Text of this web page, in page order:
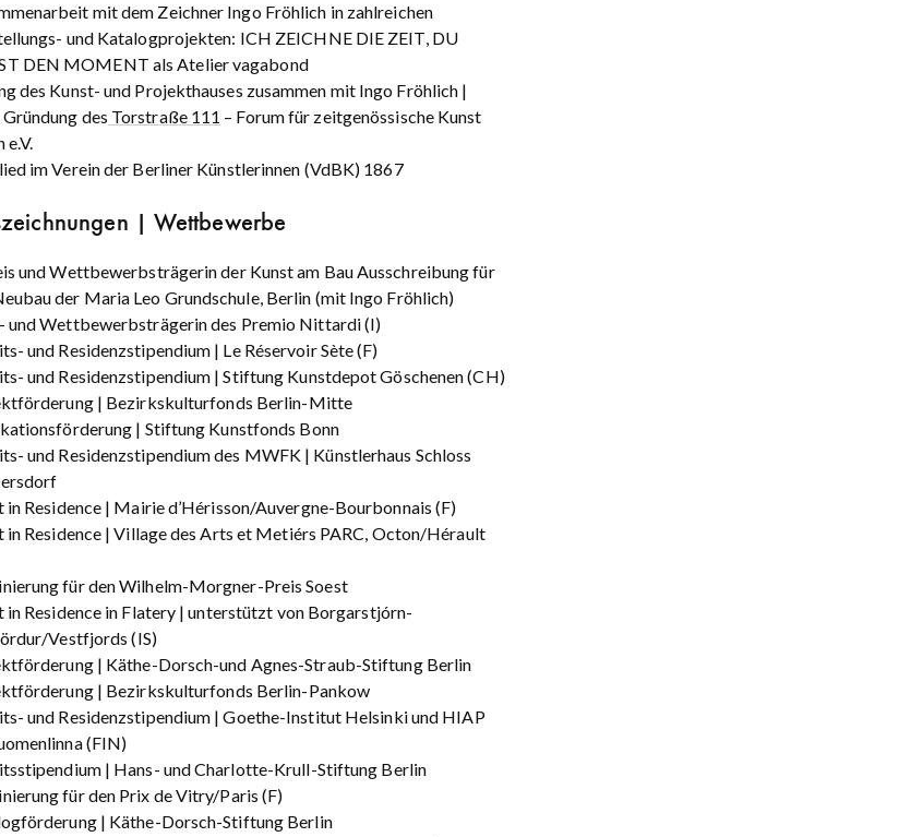
mit dem Zeichner Ingo Fröhlich in zahlreichen
und Katalogprojekten: ICH ZEICHNE DIE ZEIT, DU
DEN MOMENT als Atelier vagabond
des Kunst- und Projekthauses zusammen mit Ingo Fröhlich |
des Torstraße 111 – Forum für zeitgenössische Kunst
e.V.
im Verein der Berliner Künstlerinnen (VdBK) 1867
| Wettbewerbe
und Wettbewerbsträgerin der Kunst am Bau Ausschreibung für
der Maria Leo Grundschule, Berlin (mit Ingo Fröhlich)
und Wettbewerbsträgerin des Premio Nittardi (I)
und Residenzstipendium | Le Réservoir Sète (F)
und Residenzstipendium | Stiftung Kunstdepot Göschenen (CH)
| Bezirkskulturfonds Berlin-Mitte
| Stiftung Kunstfonds Bonn
und Residenzstipendium des MWFK | Künstlerhaus Schloss
Residence | Mairie d’Hérisson/Auvergne-Bourbonnais (F)
in Residence | Village des Arts et Metiérs PARC, Octon/Hérault
für den Wilhelm-Morgner-Preis Soest
in Residence in Flatery | unterstützt von Borgarstjórn-
Vestfjords (IS)
| Käthe-Dorsch-und Agnes-Straub-Stiftung Berlin
| Bezirkskulturfonds Berlin-Pankow
und Residenzstipendium | Goethe-Institut Helsinki und HIAP
(FIN)
| Hans- und Charlotte-Krull-Stiftung Berlin
für den Prix de Vitry/Paris (F)
| Käthe-Dorsch-Stiftung Berlin